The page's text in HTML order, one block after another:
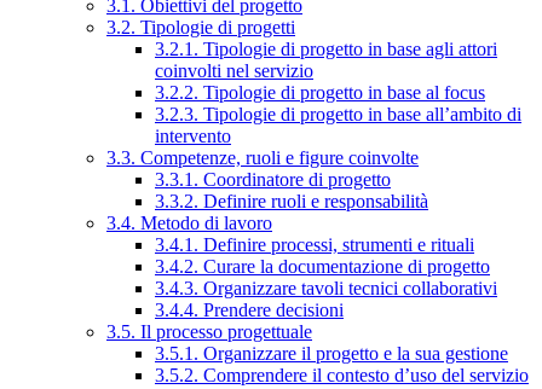
3.1. Obiettivi del progetto
3.2. Tipologie di progetti
3.2.1. Tipologie di progetto in base agli attori
coinvolti nel servizio
3.2.2. Tipologie di progetto in base al focus
3.2.3. Tipologie di progetto in base all’ambito di
intervento
3.3. Competenze, ruoli e figure coinvolte
3.3.1. Coordinatore di progetto
3.3.2. Definire ruoli e responsabilità
3.4. Metodo di lavoro
3.4.1. Definire processi, strumenti e rituali
3.4.2. Curare la documentazione di progetto
3.4.3. Organizzare tavoli tecnici collaborativi
3.4.4. Prendere decisioni
3.5. Il processo progettuale
3.5.1. Organizzare il progetto e la sua gestione
3.5.2. Comprendere il contesto d’uso del servizio